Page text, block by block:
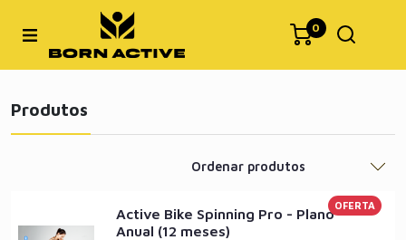
0
Produtos
OFERTA
Active Bike Spinning Pro - Plano
Anual (12 meses)